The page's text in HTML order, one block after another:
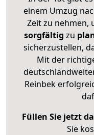
einem Umzug
Zeit zu nehmen,
sorgfältig zu
sicherzustellen,
Mit der
Reinbek
Füllen Sie jetzt
Sie